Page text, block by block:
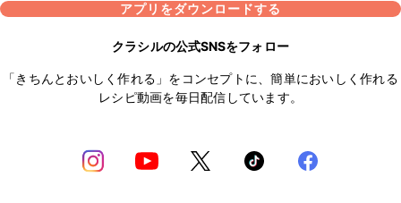
アプリをダウンロードする
クラシルの公式SNSをフォロー
「きちんとおいしく作れる」をコンセプトに、簡単においしく作れる
レシピ動画を毎日配信しています。